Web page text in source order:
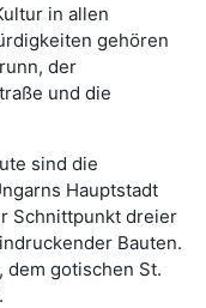
in allen
gehören
der
und die
sind die
Hauptstadt
Schnittpunkt dreier
Bauten.
dem gotischen St.